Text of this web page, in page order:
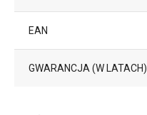
EAN
GWARANCJA (W LATACH)